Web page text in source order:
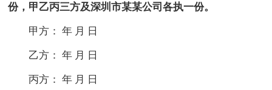
份，甲乙丙三方及深圳市某某公司各执一份。
甲方： 年 月 日
乙方： 年 月 日
丙方： 年 月 日